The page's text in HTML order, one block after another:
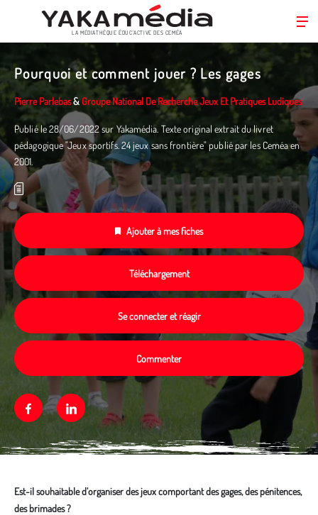
au
contenu
principal
LA MÉDIATHÈQUE ÉDUC’ACTIVE DES CEMÉA
Pourquoi et comment jouer ? Les gages
Pierre Parlebas& Groupe National De Recherche Jeux Et Pratiques Ludiques
Publié le 28/06/2022 sur Yakamédia. Texte original extrait du livret
pédagogique "Jeux sportifs. 24 jeux sans frontière" publié par les Ceméa en
2001.
Ajouter à mes fiches
Téléchargement
Se connecter et réagir
Commenter
FacebookLinkedin
Est-il souhaitable d’organiser des jeux comportant des gages, des pénitences,
des brimades ?